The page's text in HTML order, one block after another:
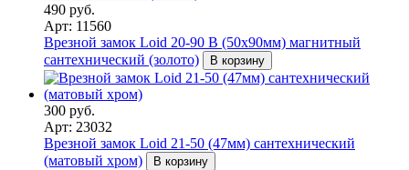
490 руб.
Арт: 11560
Врезной замок Loid 20-90 B (50х90мм) магнитный
сантехнический (золото)
В корзину
300 руб.
Арт: 23032
Врезной замок Loid 21-50 (47мм) сантехнический
(матовый хром)
В корзину